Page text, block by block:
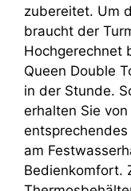
zubereitet. Um
braucht der
Hochgerechnet
Queen Double
in der Stunde.
erhalten Sie
am
Bedienkomfort.